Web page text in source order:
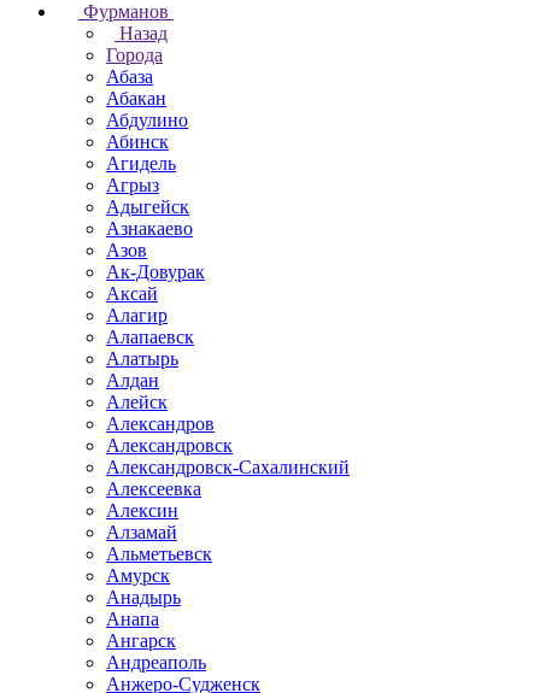
Фурманов
Назад
Города
Абаза
Абакан
Абдулино
Абинск
Агидель
Агрыз
Адыгейск
Азнакаево
Азов
Ак-Довурак
Аксай
Алагир
Алапаевск
Алатырь
Алдан
Алейск
Александров
Александровск
Александровск-Сахалинский
Алексеевка
Алексин
Алзамай
Альметьевск
Амурск
Анадырь
Анапа
Ангарск
Андреаполь
Анжеро-Судженск